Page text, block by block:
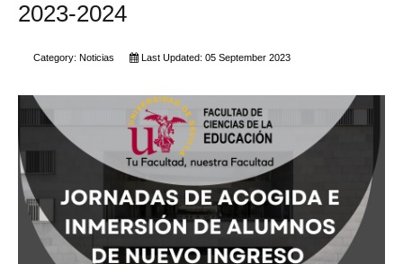
2023-2024
Category: Noticias Last Updated: 05 September 2023